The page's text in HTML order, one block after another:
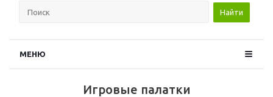
Найти
МЕНЮ
Игровые палатки